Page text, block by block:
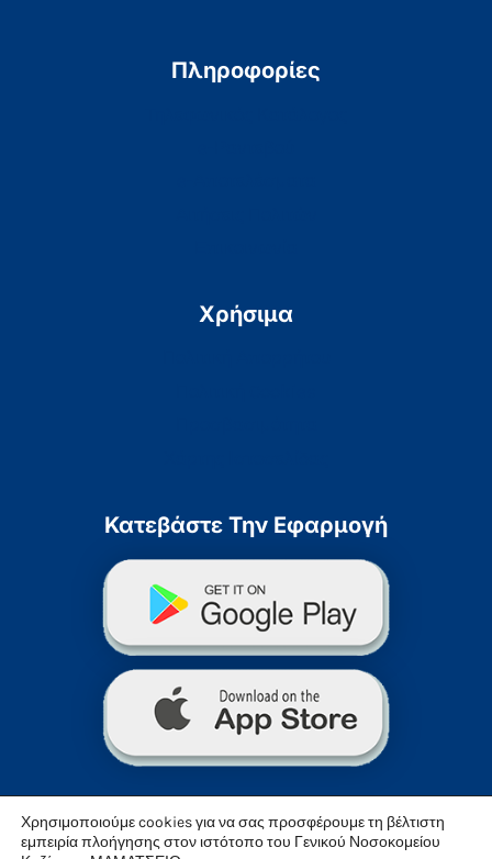
Πληροφορίες
Χρήσιμα
Κατεβάστε Την Εφαρμογή
Χρησιμοποιούμε cookies για να σας προσφέρουμε τη βέλτιστη
εμπειρία πλοήγησης στον ιστότοπο του Γενικού Νοσοκομείου